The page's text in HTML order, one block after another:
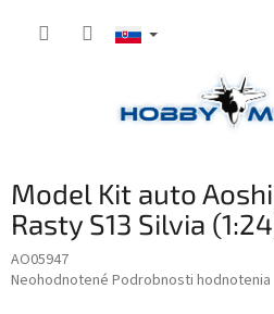
Model Kit auto
Rasty S13 Silvia
AO05947
Priemerné
Neohodnotené Podrobnosti hodnotenia